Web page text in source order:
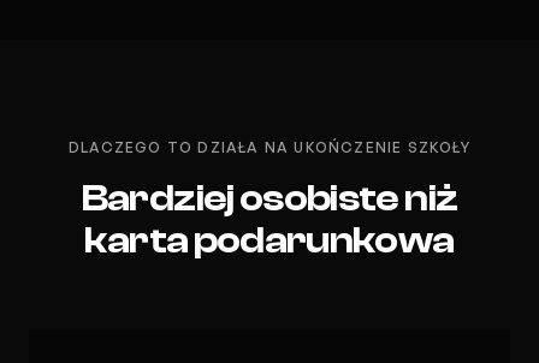
DLACZEGO TO DZIAŁA NA UKOŃCZENIE SZKOŁY
Bardziej osobiste niż
karta podarunkowa